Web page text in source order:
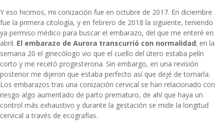
Y eso hicimos, mi conización fue en octubre de 2017. En diciembre
fue la primera citología, y en febrero de 2018 la siguiente, teniendo
ya permiso médico para buscar el embarazo, del que me enteré en
abril. El embarazo de Aurora transcurrió con normalidad; en la
semana 20 el ginecólogo vio que el cuello del útero estaba pelín
corto y me recetó progesterona. Sin embargo, en una revisión
posterior me dijeron que estaba perfecto así que dejé de tomarla.
Los embarazos tras una conización cervical se han relacionado con
riesgo algo aumentado de parto prematuro, de ahí que haya un
control más exhaustivo y durante la gestación se mide la longitud
cervical a través de ecografías.